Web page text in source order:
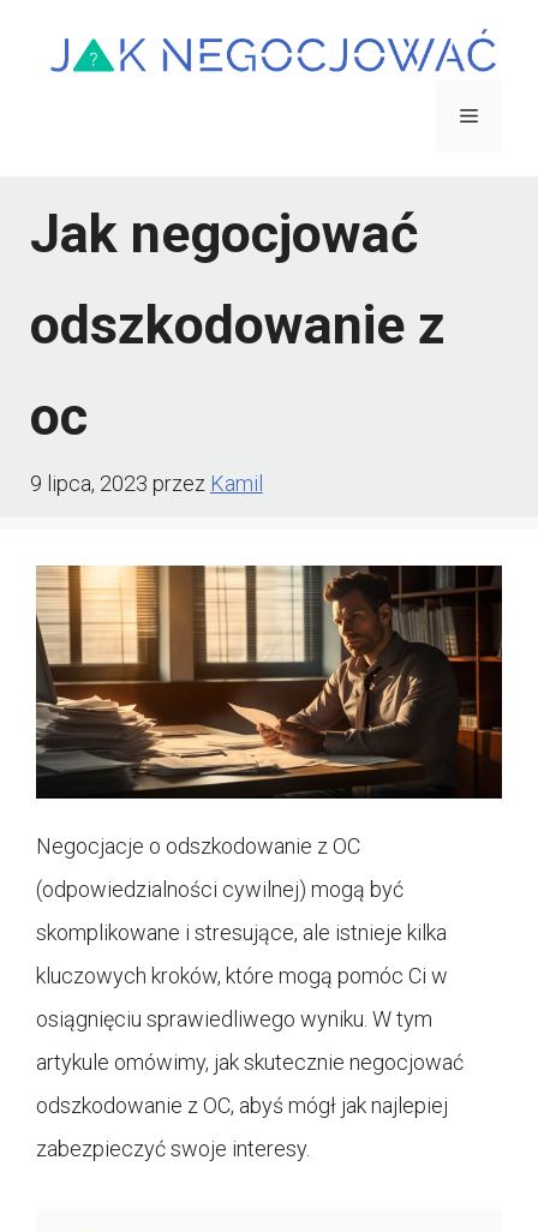
Menu
Jak negocjować
odszkodowanie z
oc
9 lipca, 2023 przez Kamil
Negocjacje o odszkodowanie z OC
(odpowiedzialności cywilnej) mogą być
skomplikowane i stresujące, ale istnieje kilka
kluczowych kroków, które mogą pomóc Ci w
osiągnięciu sprawiedliwego wyniku. W tym
artykule omówimy, jak skutecznie negocjować
odszkodowanie z OC, abyś mógł jak najlepiej
zabezpieczyć swoje interesy.